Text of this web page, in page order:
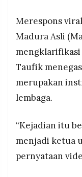
Merespons
Madura Asli
Taufik
merupakan
lembaga.
“Kejadian itu
menjadi ketua
pernyataan